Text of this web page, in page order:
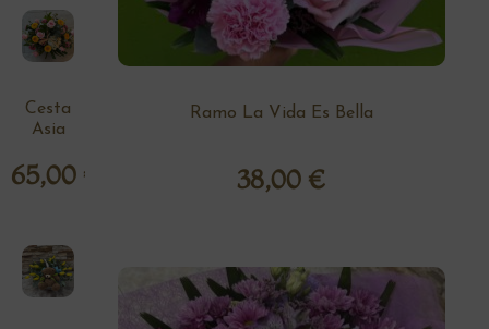
Ramo La Vida Es Bella
38,00 €
Cesta
Asia
65,00 €